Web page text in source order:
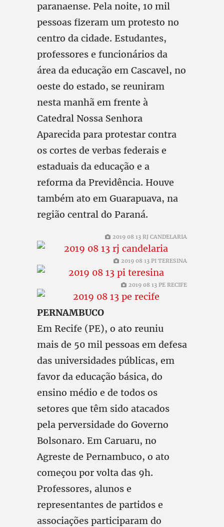
paranaense. Pela noite, 10 mil
pessoas fizeram um protesto no
centro da cidade. Estudantes,
professores e funcionários da
área da educação em Cascavel, no
oeste do estado, se reuniram
nesta manhã em frente à
Catedral Nossa Senhora
Aparecida para protestar contra
os cortes de verbas federais e
estaduais da educação e a
reforma da Previdência. Houve
também ato em Guarapuava, na
região central do Paraná.
2019 08 13 RJ CANDELARIA
2019 08 13 PI TERESINA
2019 08 13 PE RECIFE
PERNAMBUCO
Em Recife (PE), o ato reuniu
mais de 50 mil pessoas em defesa
das universidades públicas, em
favor da educação básica, do
ensino médio e de todos os
setores que têm sido atacados
pela perversidade do Governo
Bolsonaro. Em Caruaru, no
Agreste de Pernambuco, o ato
começou por volta das 9h.
Professores, alunos e
representantes de partidos e
associações participaram do